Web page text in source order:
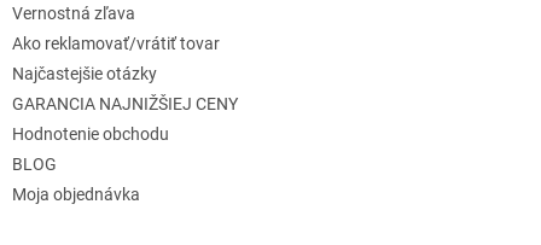
Vernostná zľava
Ako reklamovať/vrátiť tovar
Najčastejšie otázky
GARANCIA NAJNIŽŠIEJ CENY
Hodnotenie obchodu
BLOG
Moja objednávka